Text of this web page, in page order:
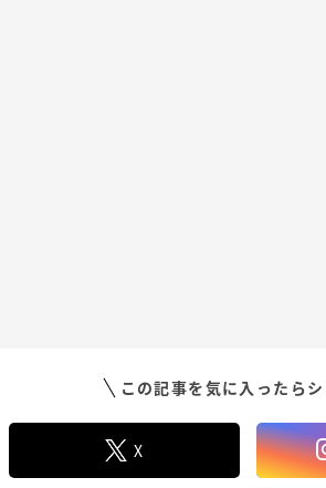
この記事を気に入ったらシ
X